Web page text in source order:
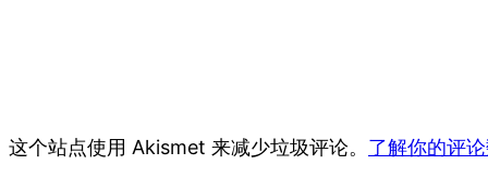
这个站点使用 Akismet 来减少垃圾评论。 了解你的评